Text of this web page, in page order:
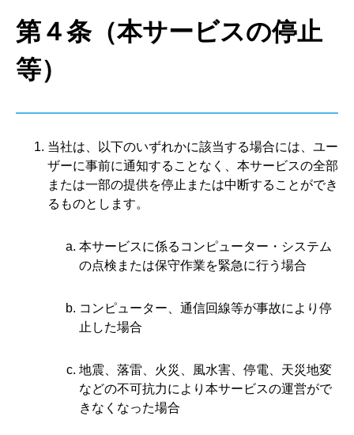
第４条（本サービスの停止
等）
当社は、以下のいずれかに該当する場合には、ユー
ザーに事前に通知することなく、本サービスの全部
または一部の提供を停止または中断することができ
るものとします。
本サービスに係るコンピューター・システム
の点検または保守作業を緊急に行う場合
コンピューター、通信回線等が事故により停
止した場合
地震、落雷、火災、風水害、停電、天災地変
などの不可抗力により本サービスの運営がで
きなくなった場合